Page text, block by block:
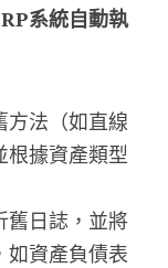
系統自動執
方法（如直線
根據資產類型
舊日誌，並將
如資產負債表